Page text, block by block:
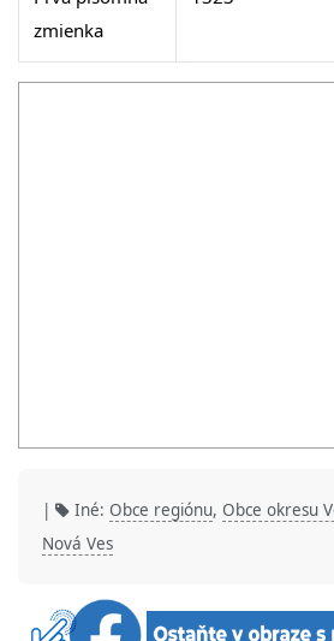
zmienka
| Iné: Obce regiónu, Obce okresu
Nová Ves